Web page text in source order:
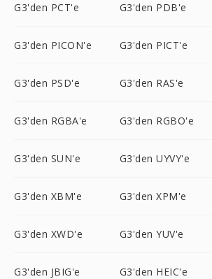
G3'den PCT'e G3'den PDB'e
G3'den PICON'e G3'den PICT'e
G3'den PSD'e G3'den RAS'e
G3'den RGBA'e G3'den RGBO'e
G3'den SUN'e G3'den UYVY'e
G3'den XBM'e G3'den XPM'e
G3'den XWD'e G3'den YUV'e
G3'den JBIG'e G3'den HEIC'e